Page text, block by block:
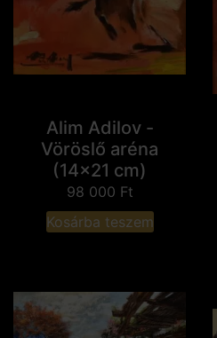
Alim Adilov -
Vöröslő aréna
(14x21 cm)
98 000 Ft
Kosárba teszem